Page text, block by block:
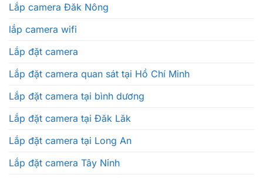
Lắp camera Đăk Nông
lắp camera wifi
Lắp đặt camera
Lắp đặt camera quan sát tại Hồ Chí Minh
Lắp đặt camera tại bình dương
Lắp đặt camera tại Đăk Lăk
Lắp đặt camera tại Long An
Lắp đặt camera Tây Ninh